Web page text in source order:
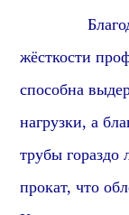
Благодаря
жёсткости
способна
нагрузки, а
трубы гораздо
прокат, что